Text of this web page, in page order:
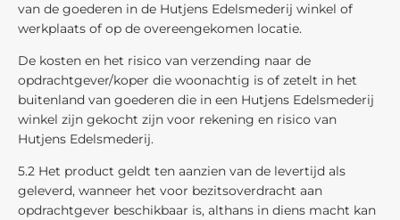
van de goederen in de Hutjens Edelsmederij winkel of
werkplaats of op de overeengekomen locatie.
De kosten en het risico van verzending naar de
opdrachtgever/koper die woonachtig is of zetelt in het
buitenland van goederen die in een Hutjens Edelsmederij
winkel zijn gekocht zijn voor rekening en risico van
Hutjens Edelsmederij.
5.2 Het product geldt ten aanzien van de levertijd als
geleverd, wanneer het voor bezitsoverdracht aan
opdrachtgever beschikbaar is, althans in diens macht kan